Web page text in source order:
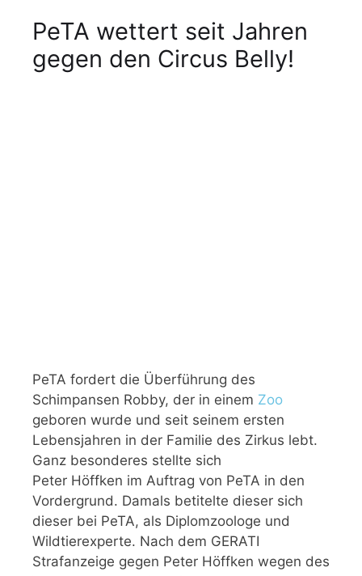
PeTA wettert seit Jahren
gegen den Circus Belly!
PeTA fordert die Überführung des
Schimpansen Robby, der in einem Zoo
geboren wurde und seit seinem ersten
Lebensjahren in der Familie des Zirkus lebt.
Ganz besonderes stellte sich
Peter Höffken im Auftrag von PeTA in den
Vordergrund. Damals betitelte dieser sich
dieser bei PeTA, als Diplomzoologe und
Wildtierexperte. Nach dem GERATI
Strafanzeige gegen Peter Höffken wegen des